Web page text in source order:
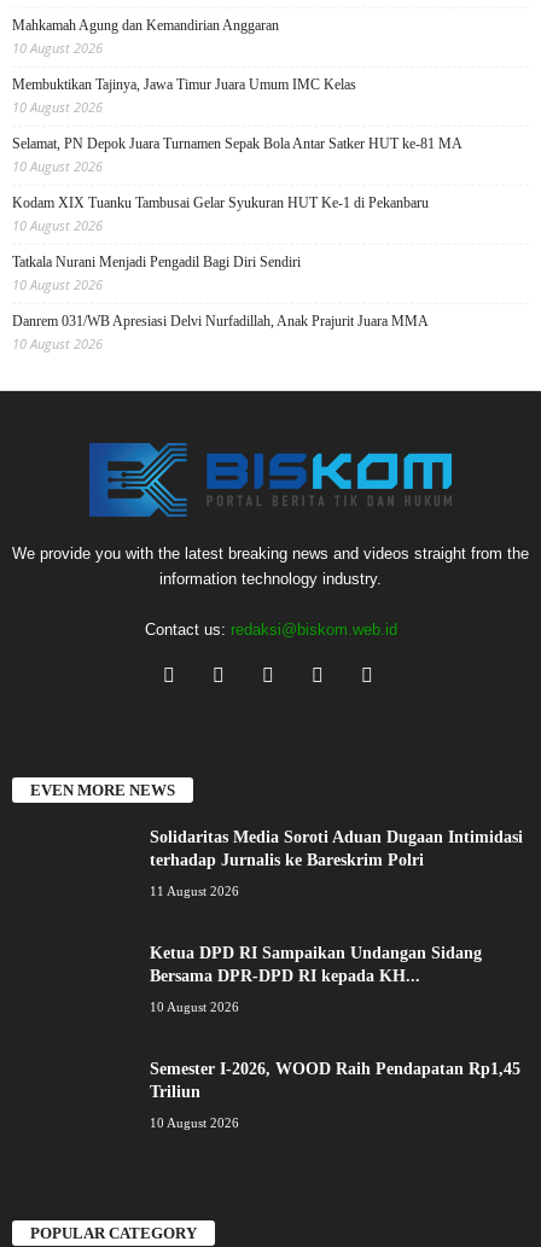
Mahkamah Agung dan Kemandirian Anggaran
10 August 2026
Membuktikan Tajinya, Jawa Timur Juara Umum IMC Kelas
10 August 2026
Selamat, PN Depok Juara Turnamen Sepak Bola Antar Satker HUT ke-81 MA
10 August 2026
Kodam XIX Tuanku Tambusai Gelar Syukuran HUT Ke-1 di Pekanbaru
10 August 2026
Tatkala Nurani Menjadi Pengadil Bagi Diri Sendiri
10 August 2026
Danrem 031/WB Apresiasi Delvi Nurfadillah, Anak Prajurit Juara MMA
10 August 2026
We provide you with the latest breaking news and videos straight from the
information technology industry.
Contact us: redaksi@biskom.web.id
EVEN MORE NEWS
Solidaritas Media Soroti Aduan Dugaan Intimidasi
terhadap Jurnalis ke Bareskrim Polri
11 August 2026
Ketua DPD RI Sampaikan Undangan Sidang
Bersama DPR-DPD RI kepada KH...
10 August 2026
Semester I-2026, WOOD Raih Pendapatan Rp1,45
Triliun
10 August 2026
POPULAR CATEGORY